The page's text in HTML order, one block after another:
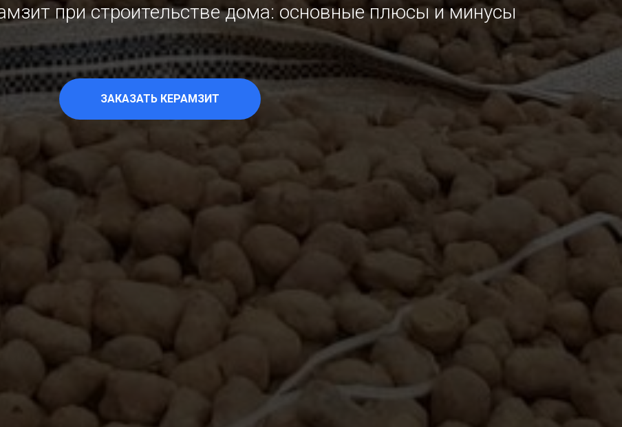
при строительстве дома: основные плюсы и минусы
ЗАКАЗАТЬ КЕРАМЗИТ